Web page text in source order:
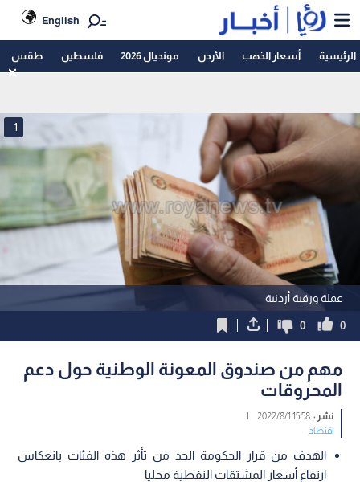
English
الرئيسية أسعار الذهب الأردن مونديال 2026 فلسطين طقس
عملة ورقية أردنية
1
0
0
مهم من صندوق المعونة الوطنية حول دعم
المحروقات
نشر :15:58 2022/8/1
|
اقتصاد
الهدف من قرار الحكومة الحد من تأثر هذه الفئات بانعكاس
ارتفاع أسعار المشتقات النفطية محليا